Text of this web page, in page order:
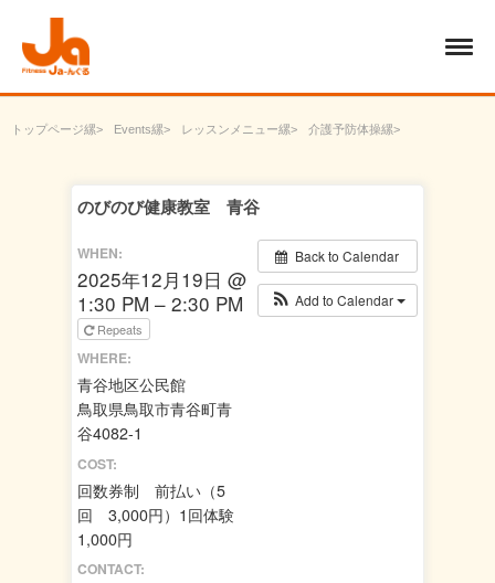
トップページ Events レッスンメニュー
介護予防体操
のびのび健康教室 青谷
Back to Calendar
Add to Calendar
WHEN:
2025年12月19日 @
1:30 PM – 2:30 PM
Repeats
WHERE:
青谷地区公民館
鳥取県鳥取市青谷町青
谷4082-1
COST:
回数券制 前払い（5
回 3,000円）1回体験
1,000円
CONTACT: